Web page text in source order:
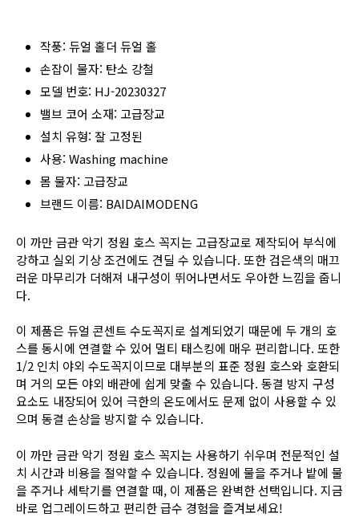
작풍: 듀얼 홀더 듀얼 홀
손잡이 물자: 탄소 강철
모델 번호: HJ-20230327
밸브 코어 소재: 고급장교
설치 유형: 잘 고정된
사용: Washing machine
몸 물자: 고급장교
브랜드 이름: BAIDAIMODENG
이 까만 금관 악기 정원 호스 꼭지는 고급장교로 제작되어 부식에
강하고 실외 기상 조건에도 견딜 수 있습니다. 또한 검은색의 매끄
러운 마무리가 더해져 내구성이 뛰어나면서도 우아한 느낌을 줍니
다.
이 제품은 듀얼 콘센트 수도꼭지로 설계되었기 때문에 두 개의 호
스를 동시에 연결할 수 있어 멀티 태스킹에 매우 편리합니다. 또한
1/2 인치 야외 수도꼭지이므로 대부분의 표준 정원 호스와 호환되
며 거의 모든 야외 배관에 쉽게 맞출 수 있습니다. 동결 방지 구성
요소도 내장되어 있어 극한의 온도에서도 문제 없이 사용할 수 있
으며 동결 손상을 방지할 수 있습니다.
이 까만 금관 악기 정원 호스 꼭지는 사용하기 쉬우며 전문적인 설
치 시간과 비용을 절약할 수 있습니다. 정원에 물을 주거나 밭에 물
을 주거나 세탁기를 연결할 때, 이 제품은 완벽한 선택입니다. 지금
바로 업그레이드하고 편리한 급수 경험을 즐겨보세요!